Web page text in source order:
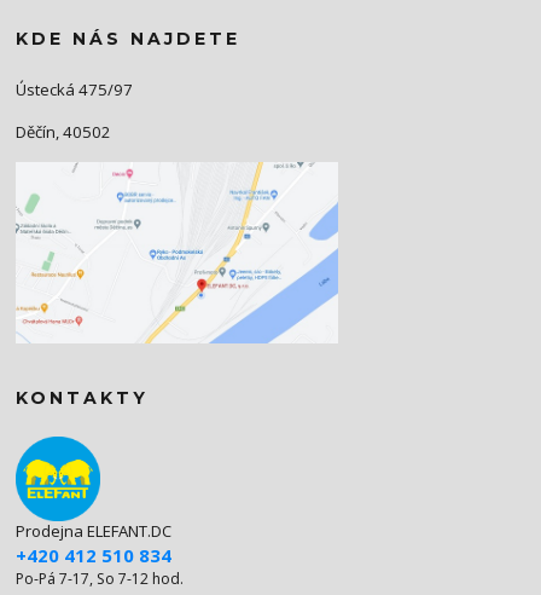
KDE NÁS NAJDETE
Ústecká 475/97
Děčín, 40502
KONTAKTY
Prodejna ELEFANT.DC
+420 412 510 834
Po-Pá 7-17, So 7-12 hod.